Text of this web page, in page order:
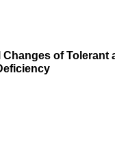
of Tolerant